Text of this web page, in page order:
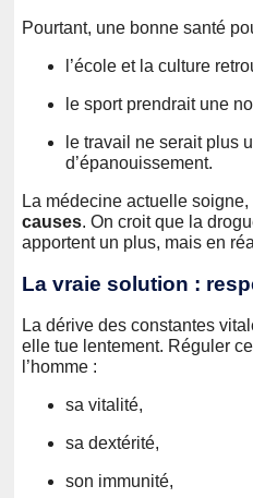
Pourtant, une bonne santé
l’école et la culture
le sport prendrait une
le travail ne serait plus
d’épanouissement.
La médecine actuelle
causes. On croit que la
apportent un plus, mais en
La vraie solution :
La dérive des constantes
elle tue lentement. Réguler
l’homme :
sa vitalité,
sa dextérité,
son immunité,